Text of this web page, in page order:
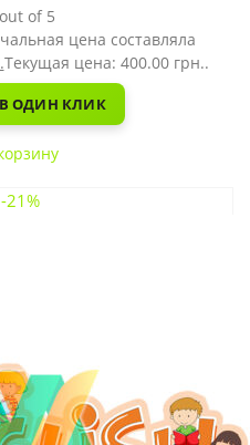
of 5
цена составляла
Текущая цена: 400.00 грн..
ОДИН КЛИК
-21%